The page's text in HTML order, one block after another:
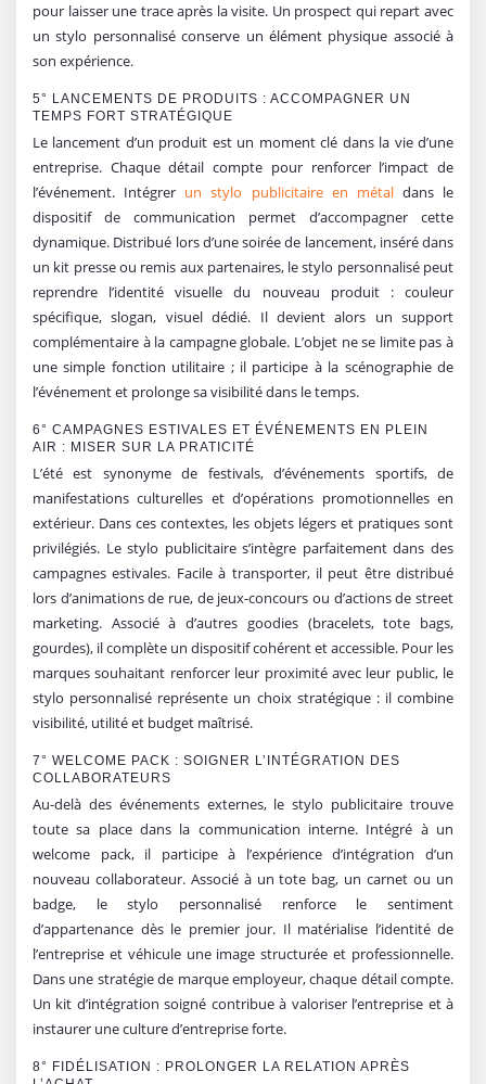
pour laisser une trace après la visite. Un prospect qui repart avec
un stylo personnalisé conserve un élément physique associé à
son expérience.
5° LANCEMENTS DE PRODUITS : ACCOMPAGNER UN
TEMPS FORT STRATÉGIQUE
Le lancement d’un produit est un moment clé dans la vie d’une
entreprise. Chaque détail compte pour renforcer l’impact de
l’événement. Intégrer un stylo publicitaire en métaldans le
dispositif de communication permet d’accompagner cette
dynamique. Distribué lors d’une soirée de lancement, inséré dans
un kit presse ou remis aux partenaires, le stylo personnalisé peut
reprendre l’identité visuelle du nouveau produit : couleur
spécifique, slogan, visuel dédié. Il devient alors un support
complémentaire à la campagne globale. L’objet ne se limite pas à
une simple fonction utilitaire ; il participe à la scénographie de
l’événement et prolonge sa visibilité dans le temps.
6° CAMPAGNES ESTIVALES ET ÉVÉNEMENTS EN PLEIN
AIR : MISER SUR LA PRATICITÉ
L’été est synonyme de festivals, d’événements sportifs, de
manifestations culturelles et d’opérations promotionnelles en
extérieur. Dans ces contextes, les objets légers et pratiques sont
privilégiés. Le stylo publicitaire s’intègre parfaitement dans des
campagnes estivales. Facile à transporter, il peut être distribué
lors d’animations de rue, de jeux-concours ou d’actions de street
marketing. Associé à d’autres goodies (bracelets, tote bags,
gourdes), il complète un dispositif cohérent et accessible. Pour les
marques souhaitant renforcer leur proximité avec leur public, le
stylo personnalisé représente un choix stratégique : il combine
visibilité, utilité et budget maîtrisé.
7° WELCOME PACK : SOIGNER L’INTÉGRATION DES
COLLABORATEURS
Au-delà des événements externes, le stylo publicitaire trouve
toute sa place dans la communication interne. Intégré à un
welcome pack, il participe à l’expérience d’intégration d’un
nouveau collaborateur. Associé à un tote bag, un carnet ou un
badge, le stylo personnalisé renforce le sentiment
d’appartenance dès le premier jour. Il matérialise l’identité de
l’entreprise et véhicule une image structurée et professionnelle.
Dans une stratégie de marque employeur, chaque détail compte.
Un kit d’intégration soigné contribue à valoriser l’entreprise et à
instaurer une culture d’entreprise forte.
8° FIDÉLISATION : PROLONGER LA RELATION APRÈS